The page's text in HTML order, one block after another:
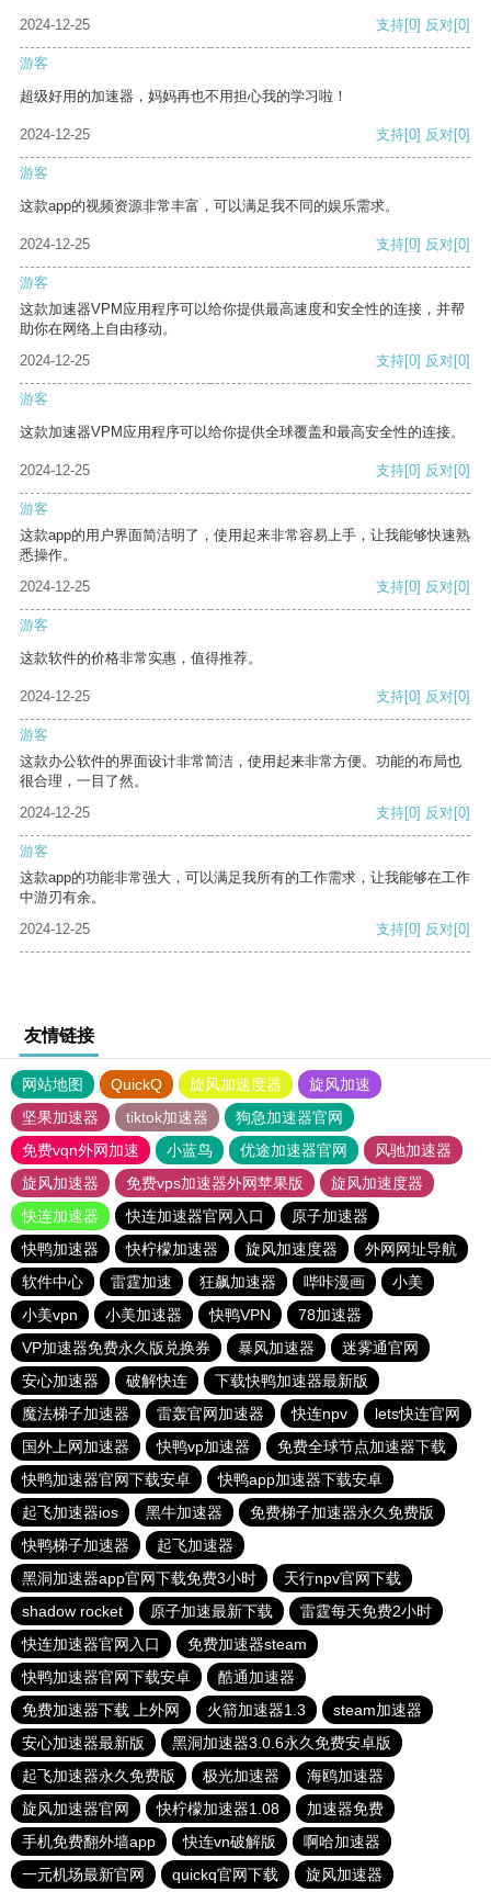
2024-12-25 支持[0] 反对[0]
游客
超级好用的加速器，妈妈再也不用担心我的学习啦！
2024-12-25 支持[0] 反对[0]
游客
这款app的视频资源非常丰富，可以满足我不同的娱乐需求。
2024-12-25 支持[0] 反对[0]
游客
这款加速器VPM应用程序可以给你提供最高速度和安全性的连接，并帮
助你在网络上自由移动。
2024-12-25
支持[0] 反对[0]
游客
这款加速器VPM应用程序可以给你提供全球覆盖和最高安全性的连接。
2024-12-25 支持[0] 反对[0]
游客
这款app的用户界面简洁明了，使用起来非常容易上手，让我能够快速熟
悉操作。
2024-12-25
支持[0] 反对[0]
游客
这款软件的价格非常实惠，值得推荐。
2024-12-25 支持[0] 反对[0]
游客
这款办公软件的界面设计非常简洁，使用起来非常方便。功能的布局也
很合理，一目了然。
2024-12-25
支持[0] 反对[0]
游客
这款app的功能非常强大，可以满足我所有的工作需求，让我能够在工作
中游刃有余。
2024-12-25
支持[0] 反对[0]
友情链接
网站地图 QuickQ 旋风加速度器
旋风加速
坚果加速器
tiktok加速器
狗急加速器官网
免费vqn外网加速
小蓝鸟 优途加速器官网
风驰加速器
旋风加速器
免费vps加速器外网苹果版
旋风加速度器
快连加速器
快连加速器官网入口
原子加速器
快鸭加速器
快柠檬加速器 旋风加速度器
外网网址导航
软件中心
雷霆加速 狂飙加速器 哔咔漫画
小美
小美vpn
小美加速器 快鸭VPN
78加速器
VP加速器免费永久版兑换券
暴风加速器
迷雾通官网
安心加速器
破解快连
下载快鸭加速器最新版
魔法梯子加速器
雷轰官网加速器 快连npv
lets快连官网
国外上网加速器
快鸭vp加速器
免费全球节点加速器下载
快鸭加速器官网下载安卓
快鸭app加速器下载安卓
起飞加速器ios
黑牛加速器
免费梯子加速器永久免费版
快鸭梯子加速器
起飞加速器
黑洞加速器app官网下载免费3小时
天行npv官网下载
shadow rocket
原子加速最新下载
雷霆每天免费2小时
快连加速器官网入口
免费加速器steam
快鸭加速器官网下载安卓
酷通加速器
免费加速器下载 上外网
火箭加速器1.3
steam加速器
安心加速器最新版
黑洞加速器3.0.6永久免费安卓版
起飞加速器永久免费版
极光加速器
海鸥加速器
旋风加速器官网
快柠檬加速器1.08
加速器免费
手机免费翻外墙app
快连vn破解版
啊哈加速器
一元机场最新官网
quickq官网下载 旋风加速器